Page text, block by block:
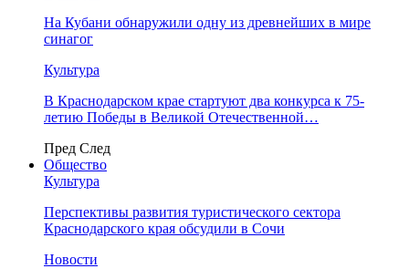
На Кубани обнаружили одну из древнейших в мире
синагог
Культура
В Краснодарском крае стартуют два конкурса к 75-
летию Победы в Великой Отечественной…
Пред След
Общество
Культура
Перспективы развития туристического сектора
Краснодарского края обсудили в Сочи
Новости